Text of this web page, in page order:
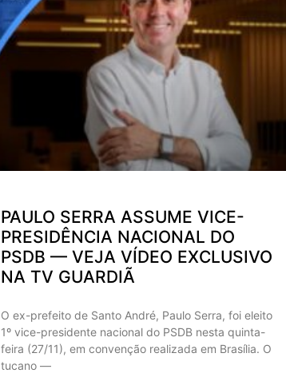
PAULO SERRA ASSUME VICE-
PRESIDÊNCIA NACIONAL DO
PSDB — VEJA VÍDEO EXCLUSIVO
NA TV GUARDIÃ
O ex-prefeito de Santo André, Paulo Serra, foi eleito
1º vice-presidente nacional do PSDB nesta quinta-
feira (27/11), em convenção realizada em Brasília. O
tucano —